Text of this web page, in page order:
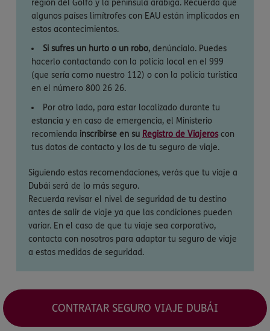
región del Golfo y la península arábiga. Recuerda que
algunos países limítrofes con EAU están implicados en
estos acontecimientos.
Si sufres un hurto o un robo, denúncialo. Puedes
hacerlo contactando con la policía local en el 999
(que sería como nuestro 112) o con la policía turística
en el número 800 26 26.
Por otro lado, para estar localizado durante tu
estancia y en caso de emergencia, el Ministerio
recomienda inscribirse en su Registro de Viajeroscon
tus datos de contacto y los de tu seguro de viaje.
Siguiendo estas recomendaciones, verás que tu viaje a
Dubái será de lo más seguro.
Recuerda revisar el nivel de seguridad de tu destino
antes de salir de viaje ya que las condiciones pueden
variar. En el caso de que tu viaje sea corporativo,
contacta con nosotros para adaptar tu seguro de viaje
a estas medidas de seguridad.
CONTRATAR SEGURO VIAJE DUBÁI